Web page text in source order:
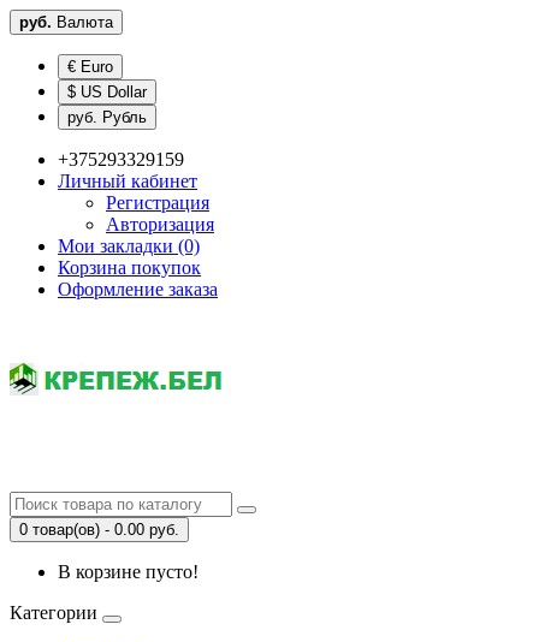
руб. Валюта
€ Euro
$ US Dollar
руб. Рубль
+375293329159
Личный кабинет
Регистрация
Авторизация
Мои закладки (0)
Корзина покупок
Оформление заказа
0 товар(ов) - 0.00 руб.
В корзине пусто!
Категории